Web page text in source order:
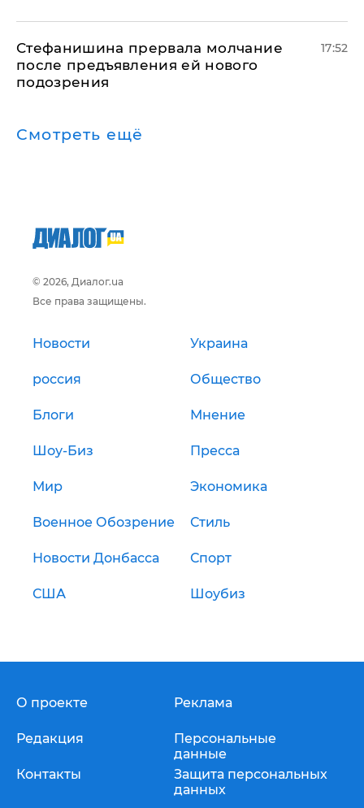
Стефанишина прервала молчание
после предъявления ей нового
подозрения
17:52
Смотреть ещё
© 2026, Диалог.ua
Все права защищены.
Новости Украина
россия Общество
Блоги Мнение
Шоу-Биз Пресса
Мир Экономика
Военное Обозрение Стиль
Новости Донбасса Спорт
США Шоубиз
О проекте
Редакция
Контакты
Реклама
Персональные
данные
Защита персональных
данных